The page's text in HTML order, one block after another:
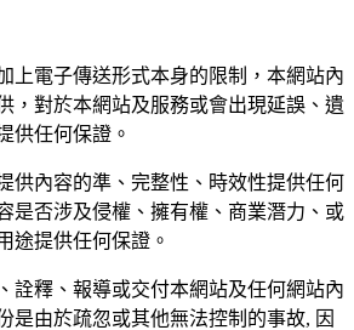
上電子傳送形式本身的限制，本網站內
，對於本網站及服務或會出現延誤、遺
供任何保證。
供內容的準、完整性、時效性提供任何
是否涉及侵權、擁有權、商業潛力、或
途提供任何保證。
詮釋、報導或交付本網站及任何網站內
是由於疏忽或其他無法控制的事故, 因